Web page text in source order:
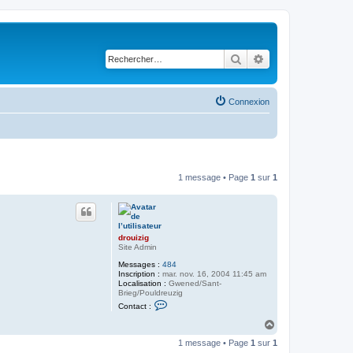
Rechercher
Connexion
1 message • Page 1 sur 1
drouizig
Site Admin
Messages : 484
Inscription : mar. nov. 16, 2004 11:45 am
Localisation : Gwened/Sant-
Brieg/Pouldreuzig
Contact :
u
1 message • Page 1 sur 1